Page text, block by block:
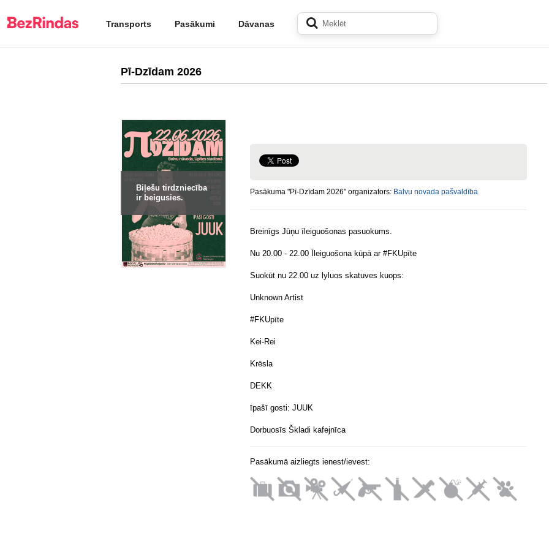
Transports Pasākumi Dāvanas
Pī-Dzīdam 2026
Biļešu tirdzniecība
ir beigusies.
Pasākuma "Pī-Dzīdam 2026" organizators: Balvu novada pašvaldība
Breinīgs Jūņu īleiguošonas pasuokums.
Nu 20.00 - 22.00 Īleiguošona kūpā ar #FKUpīte
Suokūt nu 22.00 uz lyluos skatuves kuops:
Unknown Artist
#FKUpīte
Kei-Rei
Krēsla
DEKK
īpašī gosti: JUUK
Dorbuosīs Škladi kafejnīca
Pasākumā aizliegts ienest/ievest: